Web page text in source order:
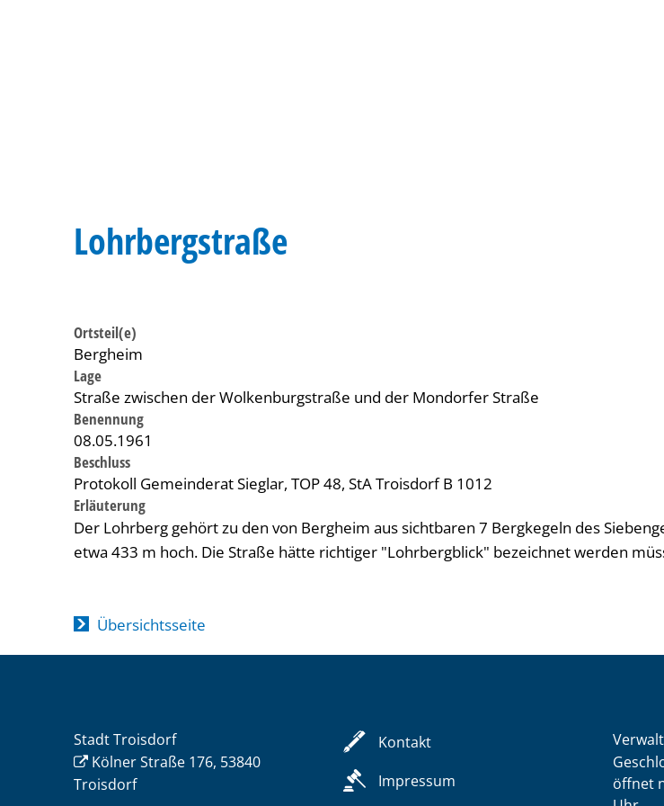
Lohrbergstraße
Ortsteil(e)
Bergheim
Lage
Straße zwischen der Wolkenburgstraße und der Mondorfer Straße
Benennung
08.05.1961
Beschluss
Protokoll Gemeinderat Sieglar, TOP 48, StA Troisdorf B 1012
Erläuterung
Der Lohrberg gehört zu den von Bergheim aus sichtbaren 7 Bergkegeln des
etwa 433 m hoch. Die Straße hätte richtiger "Lohrbergblick" bezeichnet werden
Übersichtsseite
Stadt Troisdorf
Kölner Straße 176, 53840
Troisdorf
Kontakt
Impressum
öffnet